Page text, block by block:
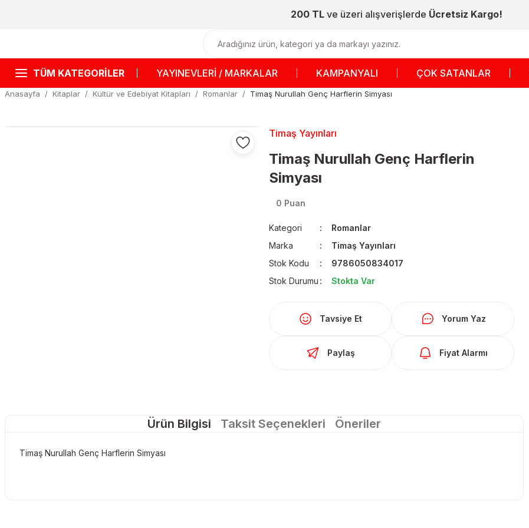
200 TLve üzeri alışverişlerde Ücretsiz Kargo!
TÜM KATEGORİLER YAYINEVLERİ / MARKALAR KAMPANYALI ÇOK SATANLAR
Anasayfa Kitaplar Kültür ve Edebiyat Kitapları Romanlar Timaş Nurullah Genç Harflerin Simyası
Timaş Yayınları
Timaş Nurullah Genç Harflerin
Simyası
0 Puan
Kategori
Romanlar
Marka
Timaş Yayınları
Stok Kodu
9786050834017
Stok Durumu
Stokta Var
Tavsiye Et Yorum Yaz
Paylaş Fiyat Alarmı
Ürün Bilgisi Taksit Seçenekleri Öneriler
Timaş Nurullah Genç Harflerin Simyası